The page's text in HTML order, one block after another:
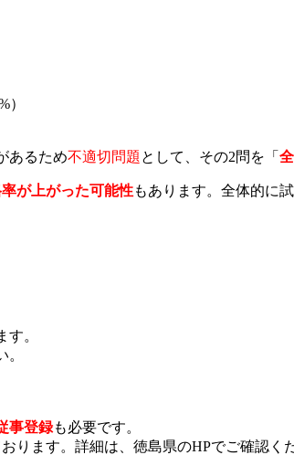
）
あるため不適切問題として、その2問を「
が上がった可能性もあります。全体的に
。
事登録も必要です。
ります。詳細は、徳島県のHPでご確認く